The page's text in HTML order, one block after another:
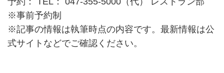
※事前予約制
※記事の情報は執筆時点の内容です。最新情報は公
式サイトなどでご確認ください。